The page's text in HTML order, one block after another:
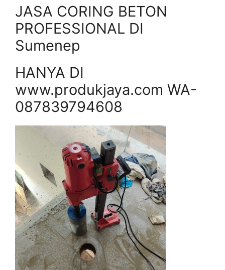
JASA CORING BETON
PROFESSIONAL DI
Sumenep
HANYA DI
www.produkjaya.com WA-
087839794608